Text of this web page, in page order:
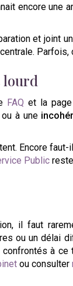
encore une
et joint
lourd
FAQ et la page
ou à une
Encore
Publicreste
il faut
ou un délai
à
ou consulter